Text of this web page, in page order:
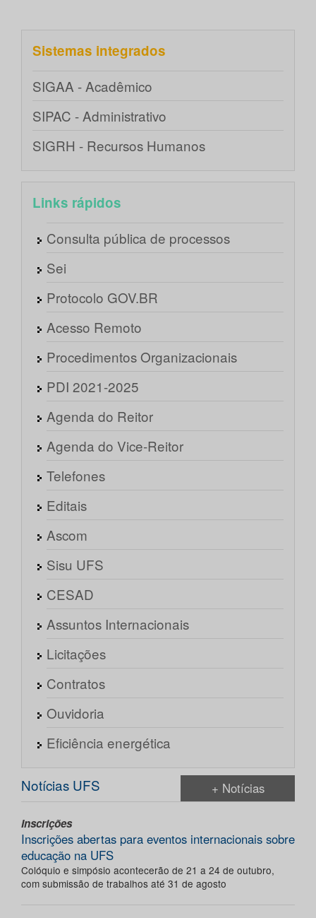
Sistemas integrados
SIGAA - Acadêmico
SIPAC - Administrativo
SIGRH - Recursos Humanos
Links rápidos
Consulta pública de processos
Sei
Protocolo GOV.BR
Acesso Remoto
Procedimentos Organizacionais
PDI 2021-2025
Agenda do Reitor
Agenda do Vice-Reitor
Telefones
Editais
Ascom
Sisu UFS
CESAD
Assuntos Internacionais
Licitações
Contratos
Ouvidoria
Eficiência energética
Notícias UFS + Notícias
Inscrições
Inscrições abertas para eventos internacionais sobre
educação na UFS
Colóquio e simpósio acontecerão de 21 a 24 de outubro,
com submissão de trabalhos até 31 de agosto